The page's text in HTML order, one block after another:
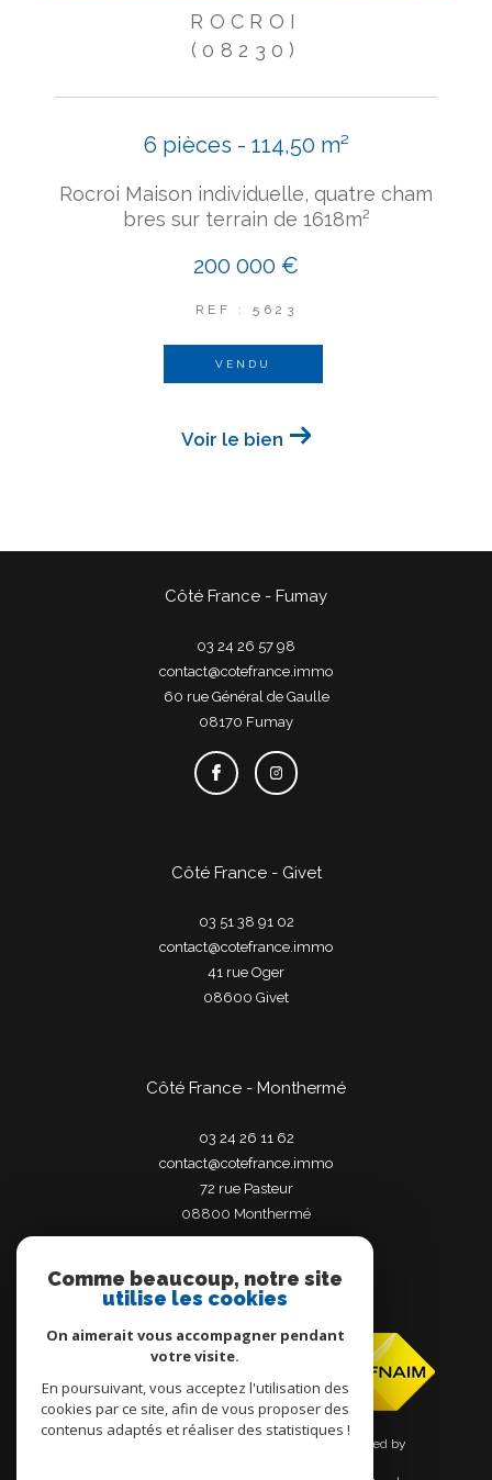
ROCROI
(08230)
6 pièces - 114,50 m²
Rocroi Maison individuelle, quatre cham
bres sur terrain de 1618m²
200 000 €
REF : 5623
VENDU
Voir le bien
Côté France - Fumay
03 24 26 57 98
contact@cotefrance.immo
60 rue Général de Gaulle
08170
fumay
Côté France - Givet
03 51 38 91 02
contact@cotefrance.immo
41 rue Oger
08600
givet
Côté France - Monthermé
03 24 26 11 62
contact@cotefrance.immo
72 rue Pasteur
08800
monthermé
Adhérents
© 2026 | Tous droits réservés | Traduction powered by
Comme beaucoup, notre site
utilise les cookies
On aimerait vous accompagner pendant
votre visite.
En poursuivant, vous acceptez l'utilisation des
cookies par ce site, afin de vous proposer des
contenus adaptés et réaliser des statistiques !